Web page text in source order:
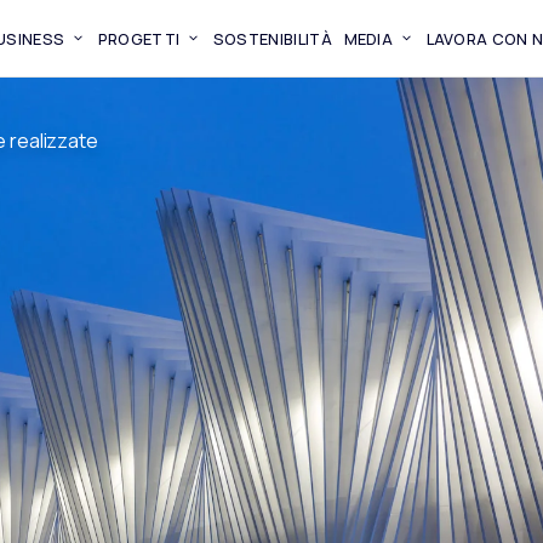
PROGETTI SOSTENIBILITÀ MEDIA LAVORA CON
realizzate